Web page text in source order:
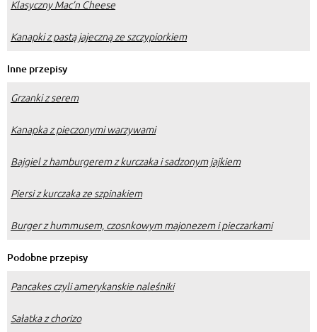
Klasyczny Mac’n Cheese
Kanapki z pastą jajeczną ze szczypiorkiem
Inne przepisy
Grzanki z serem
Kanapka z pieczonymi warzywami
Bajgiel z hamburgerem z kurczaka i sadzonym jajkiem
Piersi z kurczaka ze szpinakiem
Burger z hummusem, czosnkowym majonezem i pieczarkami
Podobne przepisy
Pancakes czyli amerykanskie naleśniki
Sałatka z chorizo